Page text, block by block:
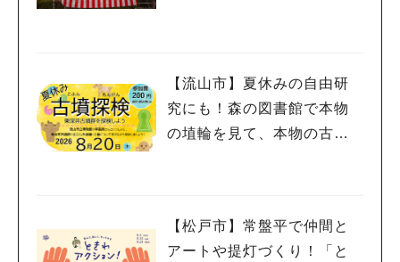
【流山市】夏休みの自由研
究にも！森の図書館で本物
の埴輪を見て、本物の古墳
【松戸市】常盤平で仲間と
アートや提灯づくり！「と